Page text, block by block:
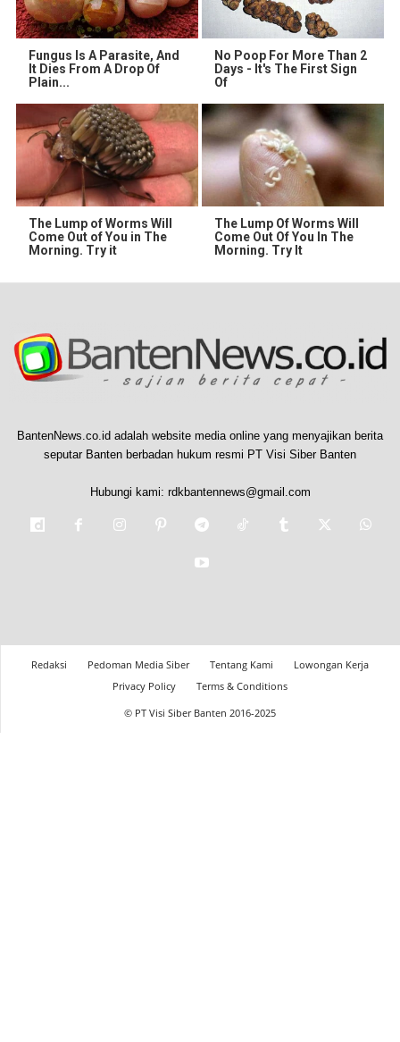
Fungus Is A Parasite, And
It Dies From A Drop Of
Plain...
No Poop For More Than 2
Days - It's The First Sign
Of
The Lump of Worms Will
Come Out of You in The
Morning. Try it
The Lump Of Worms Will
Come Out Of You In The
Morning. Try It
BantenNews.co.id adalah website media online yang menyajikan berita
seputar Banten berbadan hukum resmi PT Visi Siber Banten
Hubungi kami: rdkbantennews@gmail.com
Redaksi Pedoman Media Siber Tentang Kami
Lowongan Kerja
Privacy Policy
Terms & Conditions
© PT Visi Siber Banten 2016-2025